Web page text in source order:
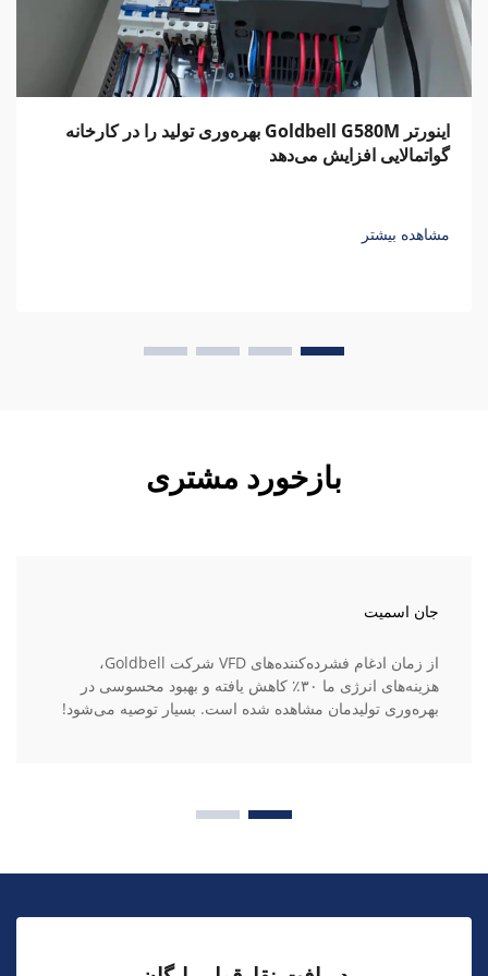
اینورتر Goldbell G580M بهره‌وری تولید را در کارخانه
گواتمالایی افزایش می‌دهد
مشاهده بیشتر
بازخورد مشتری
جان اسمیت
از زمان ادغام فشرده‌کننده‌های VFD شرکت Goldbell،
هزینه‌های انرژی ما ۳۰٪ کاهش یافته و بهبود محسوسی در
بهره‌وری تولیدمان مشاهده شده است. بسیار توصیه می‌شود!